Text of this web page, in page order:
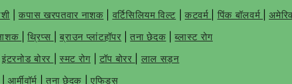
|कपास खरपतवार नाशक वर्टिसिलियम विल्ट |कटवर्म पिंक बॉलवर्म |
|थ्रिप्स |ब्राउन प्लांटहॉपर |तना छेदक |ब्लास्ट रोग
इंटरनोड बोरर स्मट रोग| टॉप बोरर
लाल सड़न
|आर्मीवॉर्म तना छेदक
एफिड्स